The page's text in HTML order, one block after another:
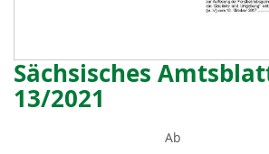
Sächsisches
13/2021
Ab
Zum
Anfang
der